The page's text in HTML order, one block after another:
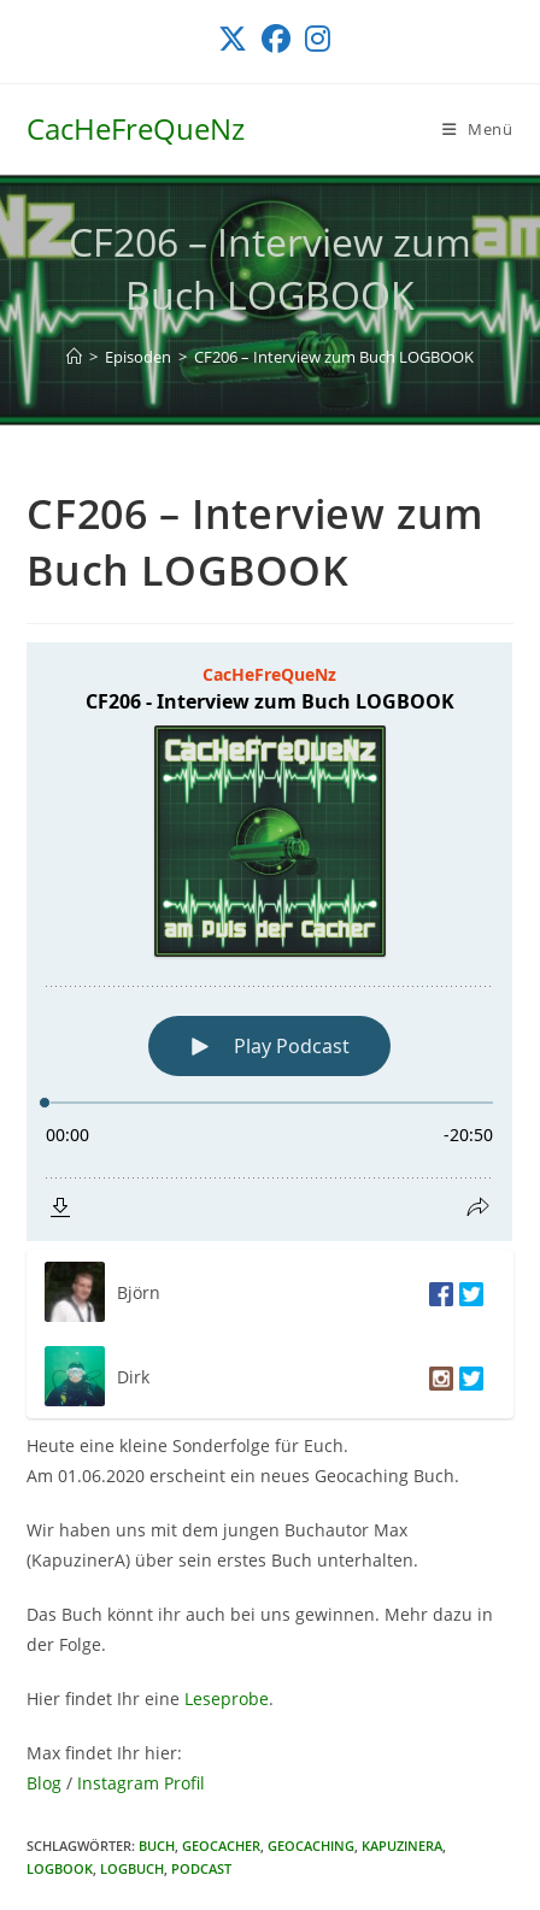
CacHeFreQueNz Menü
CF206 – Interview zum
Buch LOGBOOK
> Episoden > CF206 – Interview zum Buch LOGBOOK
CF206 – Interview zum
Buch LOGBOOK
Björn
Dirk
Heute eine kleine Sonderfolge für Euch.
Am 01.06.2020 erscheint ein neues Geocaching Buch.
Wir haben uns mit dem jungen Buchautor Max
(KapuzinerA) über sein erstes Buch unterhalten.
Das Buch könnt ihr auch bei uns gewinnen. Mehr dazu in
der Folge.
Hier findet Ihr eine Leseprobe.
Max findet Ihr hier:
Blog / Instagram Profil
SCHLAGWÖRTER: BUCH, GEOCACHER, GEOCACHING, KAPUZINERA,
LOGBOOK, LOGBUCH, PODCAST